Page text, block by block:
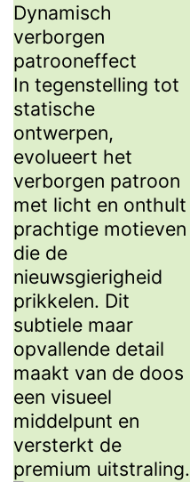
Dynamisch
verborgen
patrooneffect
In tegenstelling tot
statische
ontwerpen,
evolueert het
verborgen patroon
met licht en onthult
prachtige motieven
die de
nieuwsgierigheid
prikkelen. Dit
subtiele maar
opvallende detail
maakt van de doos
een visueel
middelpunt en
versterkt de
premium uitstraling.